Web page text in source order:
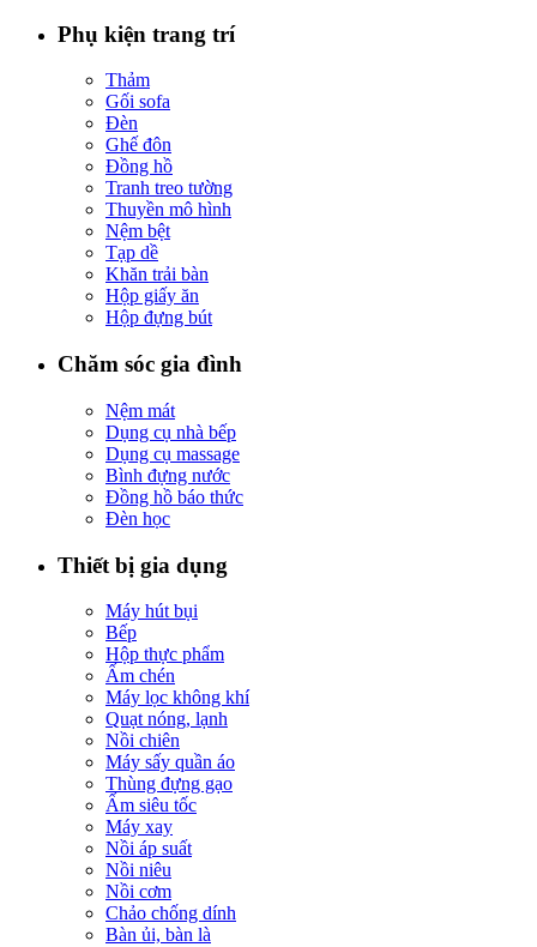
Phụ kiện trang trí
Thảm
Gối sofa
Đèn
Ghế đôn
Đồng hồ
Tranh treo tường
Thuyền mô hình
Nệm bệt
Tạp dề
Khăn trải bàn
Hộp giấy ăn
Hộp đựng bút
Chăm sóc gia đình
Nệm mát
Dụng cụ nhà bếp
Dụng cụ massage
Bình đựng nước
Đồng hồ báo thức
Đèn học
Thiết bị gia dụng
Máy hút bụi
Bếp
Hộp thực phẩm
Ấm chén
Máy lọc không khí
Quạt nóng, lạnh
Nồi chiên
Máy sấy quần áo
Thùng đựng gạo
Ấm siêu tốc
Máy xay
Nồi áp suất
Nồi niêu
Nồi cơm
Chảo chống dính
Bàn ủi, bàn là